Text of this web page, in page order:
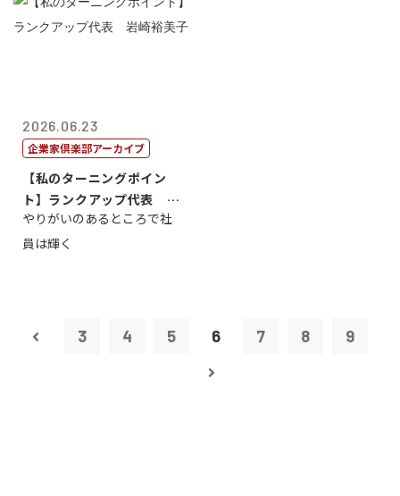
2026.06.23
企業家倶楽部アーカイブ
【私のターニングポイン
ト】ランクアップ代表 岩
崎裕美子
やりがいのあるところで社
員は輝く
3 4 5 6 7 8 9